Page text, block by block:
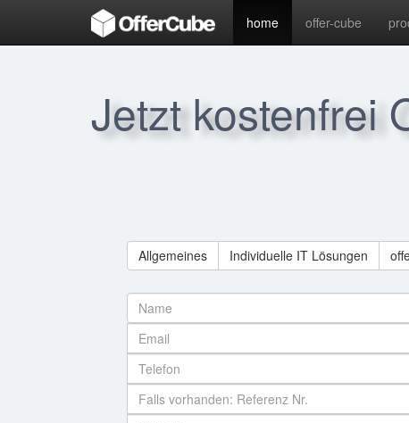
home offer-cube
Jetzt kostenfrei
Allgemeines Individuelle IT Lösungen